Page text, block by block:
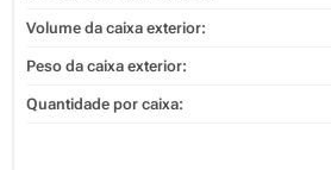
Volume da caixa exterior:
Peso da caixa exterior:
Quantidade por caixa: